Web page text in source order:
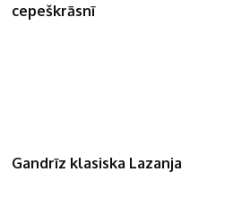
cepeškrāsnī
Gandrīz klasiska Lazanja